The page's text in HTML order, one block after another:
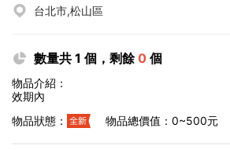
台北市,松山區
數量共 1 個，剩餘0 個
物品介紹：
效期內
物品狀態：
物品總價值：0~500元